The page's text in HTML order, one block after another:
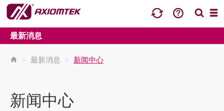
最新消息
> 最新消息 > 新闻中心
新闻中心